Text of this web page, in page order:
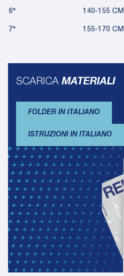
6° 140-155 CM
7° 155-170 CM
SCARICA MATERIALI
FOLDER IN ITALIANO
ISTRUZIONI IN ITALIANO